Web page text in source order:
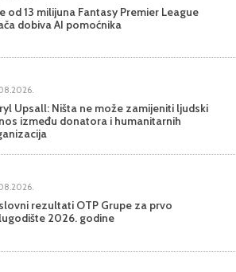
od 13 milijuna Fantasy Premier League
dobiva AI pomoćnika
Upsall: Ništa ne može zamijeniti ljudski
između donatora i humanitarnih
rezultati OTP Grupe za prvo
2026. godine